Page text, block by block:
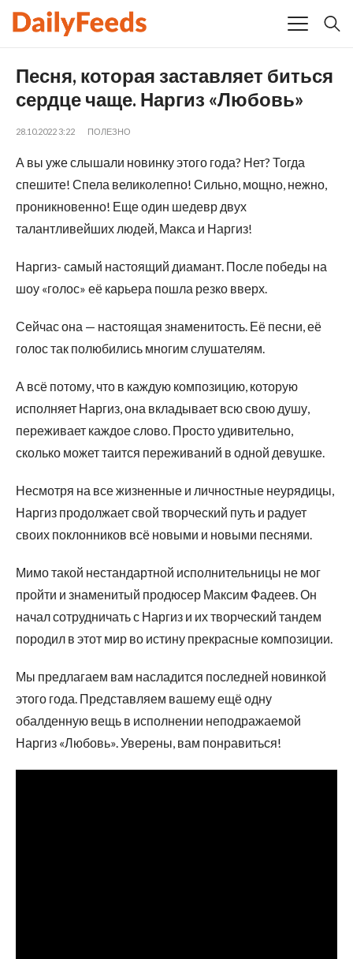
Песня, которая заставляет биться
сердце чаще. Наргиз «Любовь»
28.10.2022 3:22 ПОЛЕЗНО
А вы уже слышали новинку этого года? Нет? Тогда
спешите! Спела великолепно! Сильно, мощно, нежно,
проникновенно! Еще один шедевр двух
талантливейших людей, Макса и Наргиз!
Наргиз- самый настоящий диамант. После победы на
шоу «голос» её карьера пошла резко вверх.
Сейчас она — настоящая знаменитость. Её песни, её
голос так полюбились многим слушателям.
А всё потому, что в каждую композицию, которую
исполняет Наргиз, она вкладывает всю свою душу,
переживает каждое слово. Просто удивительно,
сколько может таится переживаний в одной девушке.
Несмотря на все жизненные и личностные неурядицы,
Наргиз продолжает свой творческий путь и радует
своих поклонников всё новыми и новыми песнями.
Мимо такой нестандартной исполнительницы не мог
пройти и знаменитый продюсер Максим Фадеев. Он
начал сотрудничать с Наргиз и их творческий тандем
породил в этот мир во истину прекрасные композиции.
Мы предлагаем вам насладится последней новинкой
этого года. Представляем вашему ещё одну
обалденную вещь в исполнении неподражаемой
Наргиз «Любовь». Уверены, вам понравиться!